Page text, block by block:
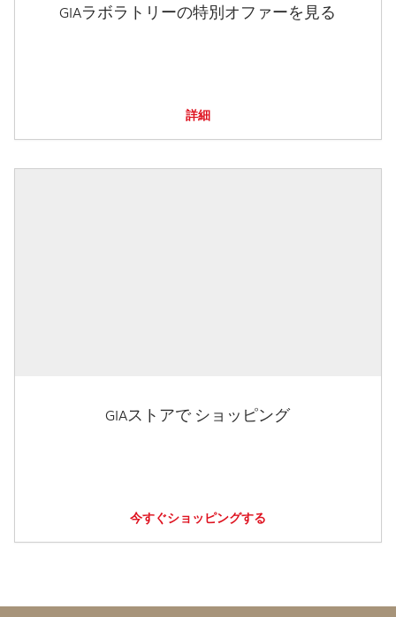
GIAラボラトリーの特別オファーを見る
詳細
GIAストアで ショッピング
今すぐショッピングする